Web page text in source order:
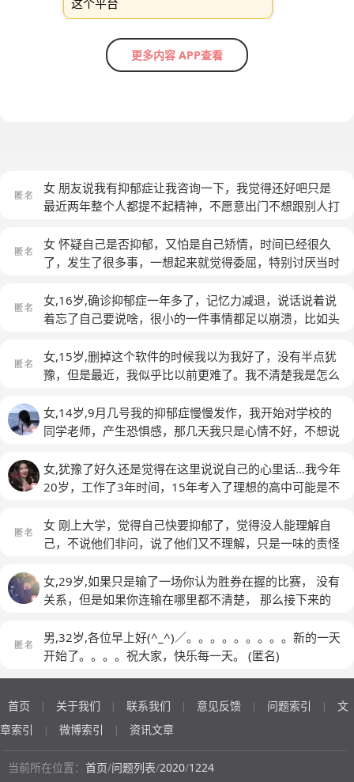
这个平台
更多内容 APP查看
女 朋友说我有抑郁症让我咨询一下，我觉得还好吧只是
最近两年整个人都提不起精神，不愿意出门不想跟别人打
会失眠然后胡思乱想哭一会，一直觉得自己不管走到哪都
是多余的那一个，什么都不会什么都不懂问别人还给别人
就一了百了了就不会给别人添乱，我学历不高初中而已，
今年21岁后悔了自己偷偷报名成人高考，想学个会计或者
是废物什么都不会可是我明明想学了啊，拿我跟别的孩子
比说人家都考上大学了怎么怎么样，我真的很累，觉得心
知道还能撑多久(匿名)
女 怀疑自己是否抑郁，又怕是自己矫情，时间已经很久
了，发生了很多事，一想起来就觉得委屈，特别讨厌当时
己没有做错，都是环境极度极端把我逼成这样，现在我只
能把责任全推倒家庭身上，而且我已经就是无法接受快乐
加糟糕来引起周围人的悔过，为什么在重要时刻周围所有
同学朋友都有关心照料时我却一个人面对所有，而且我感
何人，我已经把自己搞得遭透了，他们为什么就没有真心
为我做过一点事，帮我一把，到底我要多糟糕:-(，目前本
闭，很压抑，而且本人学生，太贵的心理咨询做不了(匿
名)
女,16岁,确诊抑郁症一年多了，记忆力减退，说话说着说
着忘了自己要说啥，很小的一件事情都足以崩溃，比如头
失，周围人很多会很想逃离这里，很吵，很闷，很难受，
本来很正常的学习，突然就很烦躁想把自己关起来，对喜
突然的出汗，干呕，窒息感，心跳加速，感觉自己快 s
了，会整晚整晚的睡不着或是睡不够，好不容易熬到天亮
的负面情绪影响到他们，不想沟通，觉得即使说出来也没
什么用，没人理解你，每天带上\"面具\"，不敢表现出任
着怎么死才好，也搜过怎么死才不会痛，好烦，我感觉我
快坚持不住了(匿名)
女,15岁,删掉这个软件的时候我以为我好了，没有半点犹
豫，但是最近，我似乎比以前更难了。我不清楚我是怎么
人，我拒绝了跟朋友的交流，因为她认为我板着脸不说
话，是不想跟她玩了，她知道我的处境，却还认为自己是
我好像好多了。 20年底我确诊重度抑郁，但是父母不了
解这个，以为就是就小事情，带我吃了两个月药就没管过
了，我一直在装，我知道我的家庭条件，我们很穷，所以
我装做已经好了，直到现在，我装不下去了，一开始我心
淡，没有心情，我忘了什么是真正的开心和不开心，但是
最近一段时间，我唯一的谈心朋友总跟我吵，她知道我重
杀了她，但是她跟我玩了这么久，我舍不得，我跟她绝交
了，也算是最后的保护吧。因为家庭条件不太好，房租有
点不好交，父母被房子主人骂的狗血淋头，从那后我总认
费，只专心抚养我妹妹，家里就不会这么困难了，我一直
想去自杀，一场意外死亡，父母得到赔偿金，生活条件变
得好些，但是又想到现在这个社会我这做小县城没有谁是
我窒息，虽然没有真的特别差，但是经济条件完全跟不上
女,14岁,9月几号我的抑郁症慢慢发作，我开始对学校的
同学老师，产生恐惧感，那几天我只是心情不好，不想说
下晚自习还有一节课，我去老师办公室找班主任。当时我
没忍住，哭着跟老师讲，我想回去，我害怕这里。晚上我
点都听不进去，越听越烦。请了两个多星期的假，再去学
校的时候。他们都用异样的眼光看我。有的在那说，你请
是很开心啊？……我一句没回答，坐在位置，头趴在手臂
上，眼泪又没忍住哭，书上都是掉的眼泪，鼻尖酸酸的。
哭了，有事就给他们说阿。可是我开不了口，我不想麻烦
他们任何人。 九月二十几号，去医院看了心理医生。是
重度抑郁，双相障碍，重度焦虑，和社交回避。医生建议
越来越严重，在学校没呆几天，就不想呆了，我很烦那
里，跟他们根本处不来，没有任何话题可以聊。 后面去
复诊，医生给开了药，可我不想吃，觉得没啥作用的。每
天都很烦，家里就我跟我哥，我爸妈在其他城市，他几乎
每天都在忙。所以我做什么事都是独来独往。自我抑郁之
女,犹豫了好久还是觉得在这里说说自己的心里话…我今年
20岁，工作了3年时间，15年考入了理想的高中可能是不
哗啦哗啦的流变得孤僻不和人说话交流当时每天想着从宿
舍楼和教学楼跳下去想着死了会不会有人关心我为我伤心
月就退学了，再后来就是在家里呆了两年两年里有时候看
购物频道都能掉眼泪终于有一天我了解到了抑郁症和焦虑
检查可是我父母也不懂什么当时看的神经科……什么事也
没有，再后来一直是处于自我愈合的过程出来做了珠宝销
二个月我觉得我又抑郁了非常在乎别人对我的看法感性伤
感不想和人打交道每天都开心不起来可是和朋友在一起还
得自己是个废物还有我刚分手半个月这个对我打击也很大
最近经历的事情比较多，哎，好累。
女 刚上大学，觉得自己快要抑郁了，觉得没人能理解自
己，不说他们非问，说了他们又不理解，只是一味的责怪
会因为一些小事情陷入悲伤状态中，自己也知道是一些很
小的事情，但是就是控制不了自己。努力的在寻找可以激
美景，想着自己还有那么多美好没去看，要努力向上，但
也只是暂时。试图找朋友解开自己的心结，但感觉他们都
了，感觉自己画了一个圈圈始终走不出去。偶尔也会想生
活是如此没意义，就算活着也没有什么不一样，但想到如
习，有向往过，但是感觉去听口语课的时候，比我优秀的
女,29岁,如果只是输了一场你认为胜券在握的比赛， 没有
关系，但是如果你连输在哪里都不清楚， 那么接下来的
男,32岁,各位早上好(^_^)／。。。。。。。。。新的一天
开始了。。。。祝大家，快乐每一天。 (匿名)
首页 | 关于我们 | 联系我们 | 意见反馈 | 问题索引 |
文
章索引
| 微博索引 | 资讯文章
当前所在位置： 首页/问题列表/2020/1224